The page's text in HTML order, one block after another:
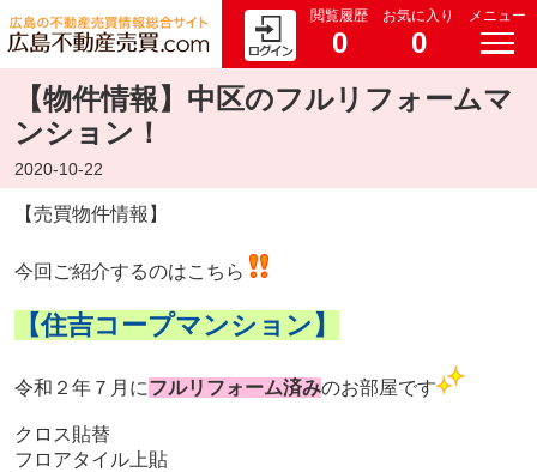
閲覧履歴
0
お気に入り
0
メニュー
【物件情報】中区のフルリフォームマ
ンション！
2020-10-22
【売買物件情報】
今回ご紹介するのはこちら
【住吉コープマンション】
令和２年７月にフルリフォーム済みのお部屋です
クロス貼替
フロアタイル上貼